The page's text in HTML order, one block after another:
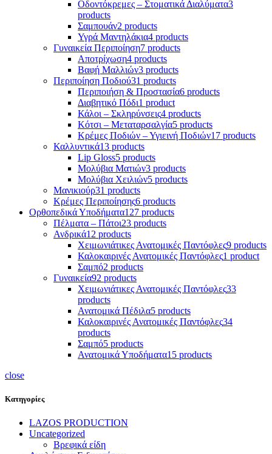
Οδοντόκρεμες – Στοματικά Διαλύματα3
products
Σαμπουάν2 products
Υγρά Μαντηλάκια4 products
Γυναικεία Περιποίηση7 products
Αποτρίχωση4 products
Βαφή Μαλλιών3 products
Περιποίηση Ποδιού31 products
Περιποιήση & Προστασία6 products
Διαβητικό Πόδι1 product
Κάλοι – Σκληρύνσεις4 products
Κότσι – Μεταταρσαλγία5 products
Κρέμες Ποδιών – Υγιεινή Ποδιών17 products
Καλλυντικά13 products
Lip Gloss5 products
Μολύβια Ματιών3 products
Μολύβια Χειλιών5 products
Μανικιούρ31 products
Κρέμες Περιποίησης6 products
Ορθοπεδικά Υποδήματα127 products
Πέλματα – Πάτοι23 products
Ανδρικά12 products
Χειμωνιάτικες Ανατομικές Παντόφλες9 products
Καλοκαιρινές Ανατομικές Παντόφλες1 product
Σαμπό2 products
Γυναικεία92 products
Χειμωνιάτικες Ανατομικές Παντόφλες33
products
Ανατομικά Πέδιλα5 products
Καλοκαιρινές Ανατομικές Παντόφλες34
products
Σαμπό5 products
Ανατομικά Υποδήματα15 products
close
Κατηγορίες
LAZOS PRODUCTION
Uncategorized
Βρεφικά είδη